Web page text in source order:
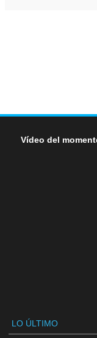
Vídeo del
LO ÚLTIMO